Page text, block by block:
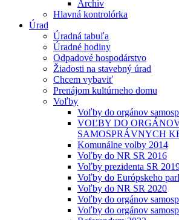
Archiv
Hlavná kontrolórka
Úrad
Úradná tabuľa
Úradné hodiny
Odpadové hospodárstvo
Žiadosti na stavebný úrad
Chcem vybaviť
Prenájom kultúrneho domu
Voľby
Voľby do orgánov
VOĽBY DO
SAMOSPRÁVNYCH
Komunálne volby 2014
Voľby do NR SR 2016
Voľby prezidenta SR
Voľby do Európskeho
Voľby do NR SR 2020
Voľby do orgánov
Voľby do orgánov